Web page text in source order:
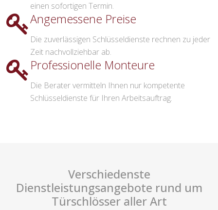
einen sofortigen Termin.
Angemessene Preise
Die zuverlässigen Schlüsseldienste rechnen zu jeder
Zeit nachvollziehbar ab.
Professionelle Monteure
Die Berater vermitteln Ihnen nur kompetente
Schlüsseldienste für Ihren Arbeitsauftrag.
Verschiedenste
Dienstleistungsangebote rund um
Türschlösser aller Art